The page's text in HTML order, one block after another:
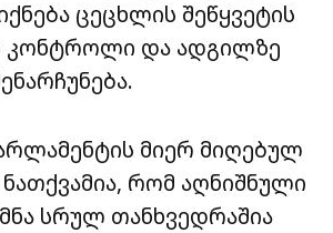
ცეცხლის შეწყვეტის
კონტროლი და ადგილზე
მიერ მიღებულ
რომ აღნიშნული
სრულ თანხვედრაშია